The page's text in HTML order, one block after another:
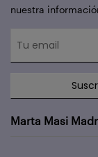
nuestra
Marta Masi